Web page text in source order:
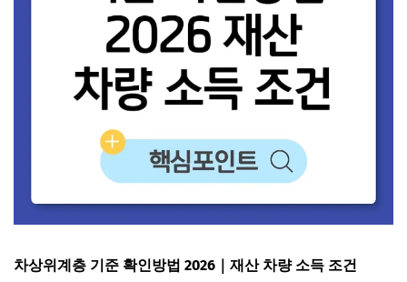
차상위계층 기준 확인방법 2026｜재산 차량 소득 조건